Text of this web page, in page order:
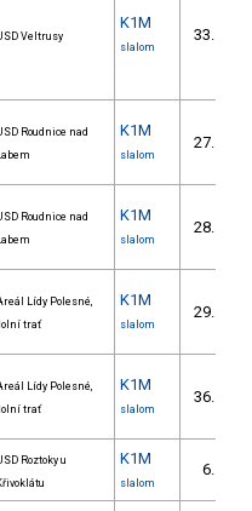
Veltrusy
K1M
slalom
33.
Roudnice nad
K1M
slalom
27.
Roudnice nad
K1M
slalom
28.
Lídy Polesné,
trať
K1M
slalom
29.
Lídy Polesné,
trať
K1M
slalom
36.
Roztoky u
K1M
slalom
6.